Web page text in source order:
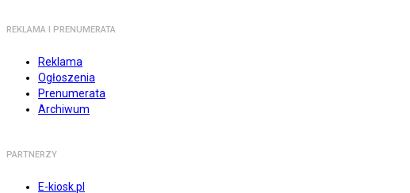
REKLAMA I PRENUMERATA
Reklama
Ogłoszenia
Prenumerata
Archiwum
PARTNERZY
E-kiosk.pl